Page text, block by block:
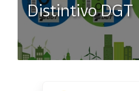
Distintivo DGT